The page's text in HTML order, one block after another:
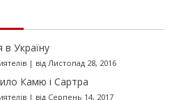
Україну
| від Листопад 28, 2016
Камю і Сартра
| від Серпень 14, 2017